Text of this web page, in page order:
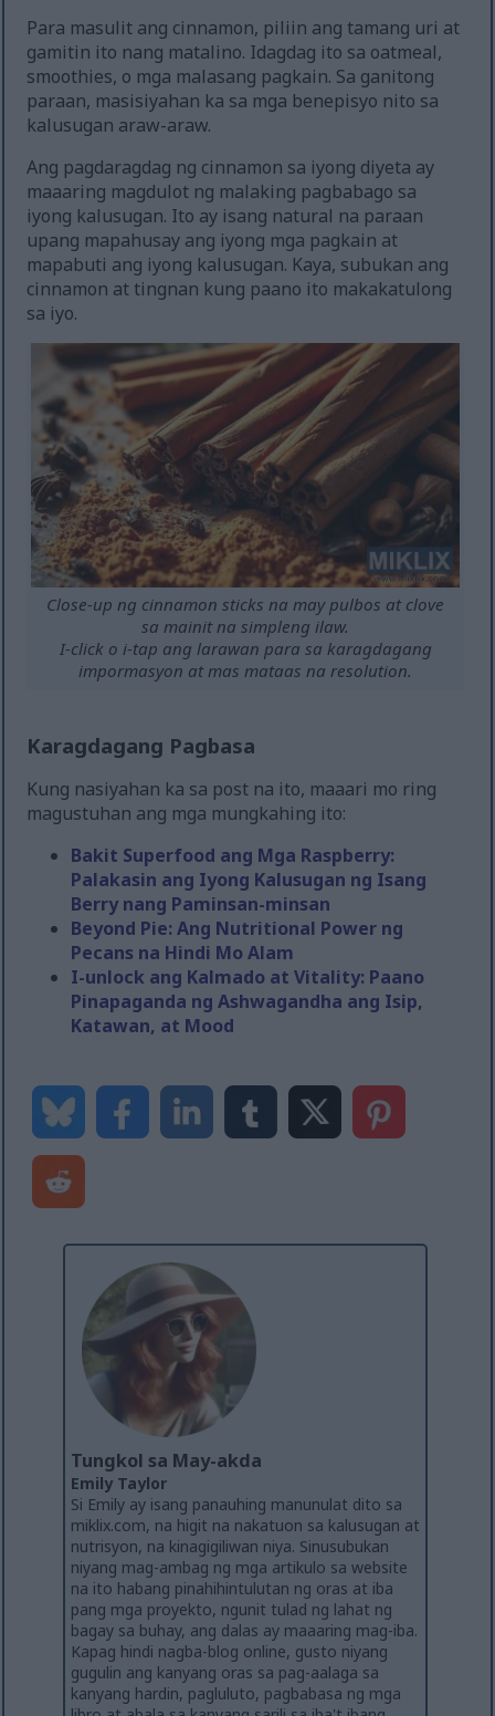
Para masulit ang cinnamon, piliin ang tamang uri at
gamitin ito nang matalino. Idagdag ito sa oatmeal,
smoothies, o mga malasang pagkain. Sa ganitong
paraan, masisiyahan ka sa mga benepisyo nito sa
kalusugan araw-araw.
Ang pagdaragdag ng cinnamon sa iyong diyeta ay
maaaring magdulot ng malaking pagbabago sa
iyong kalusugan. Ito ay isang natural na paraan
upang mapahusay ang iyong mga pagkain at
mapabuti ang iyong kalusugan. Kaya, subukan ang
cinnamon at tingnan kung paano ito makakatulong
sa iyo.
Close-up ng cinnamon sticks na may pulbos at clove
sa mainit na simpleng ilaw.
I-click o i-tap ang larawan para sa karagdagang
impormasyon at mas mataas na resolution.
Karagdagang Pagbasa
Kung nasiyahan ka sa post na ito, maaari mo ring
magustuhan ang mga mungkahing ito:
Bakit Superfood ang Mga Raspberry:
Palakasin ang Iyong Kalusugan ng Isang
Berry nang Paminsan-minsan
Beyond Pie: Ang Nutritional Power ng
Pecans na Hindi Mo Alam
I-unlock ang Kalmado at Vitality: Paano
Pinapaganda ng Ashwagandha ang Isip,
Katawan, at Mood
Tungkol sa May-akda
Emily Taylor
Si Emily ay isang panauhing manunulat dito sa
miklix.com, na higit na nakatuon sa kalusugan at
nutrisyon, na kinagigiliwan niya. Sinusubukan
niyang mag-ambag ng mga artikulo sa website
na ito habang pinahihintulutan ng oras at iba
pang mga proyekto, ngunit tulad ng lahat ng
bagay sa buhay, ang dalas ay maaaring mag-iba.
Kapag hindi nagba-blog online, gusto niyang
gugulin ang kanyang oras sa pag-aalaga sa
kanyang hardin, pagluluto, pagbabasa ng mga